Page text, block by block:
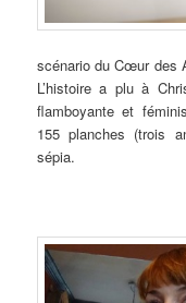
scénario du Cœur des
L’histoire a plu à
flamboyante et
155 planches (trois
sépia.